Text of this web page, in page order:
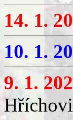
14. 1.
10. 1.
9. 1.